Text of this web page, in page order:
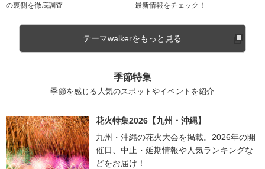
の裏側を徹底調査
最新情報をチェック！
テーマwalkerをもっと見る
季節特集
季節を感じる人気のスポットやイベントを紹介
花火特集2026【九州・沖縄】
九州・沖縄の花火大会を掲載。2026年の開
催日、中止・延期情報や人気ランキングな
どをお届け！